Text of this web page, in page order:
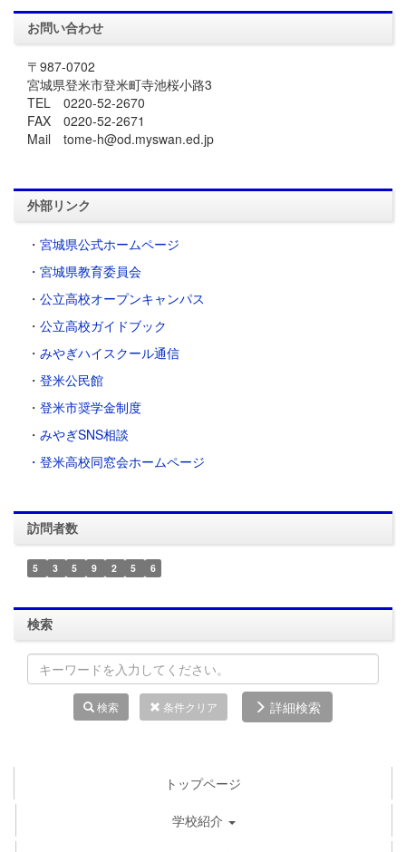
お問い合わせ
〒987-0702
宮城県登米市登米町寺池桜小路3
TEL 0220-52-2670
FAX 0220-52-2671
Mail tome-h@od.myswan.ed.jp
外部リンク
・ 宮城県公式ホームページ
・ 宮城県教育委員会
・ 公立高校オープンキャンパス
・ 公立高校ガイドブック
・ みやぎハイスクール通信
・ 登米公民館
・ 登米市奨学金制度
・ みやぎSNS相談
・登米高校同窓会ホームページ
訪問者数
5 3 5 9 2 5 6
検索
検索 条件クリア 詳細検索
トップページ
学校紹介